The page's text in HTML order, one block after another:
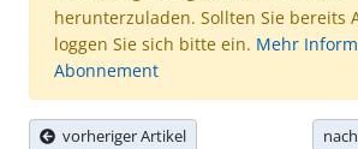
herunterzuladen. Sollten Sie bereits
loggen Sie sich bitte ein. Mehr
Abonnement
vorheriger Artikel